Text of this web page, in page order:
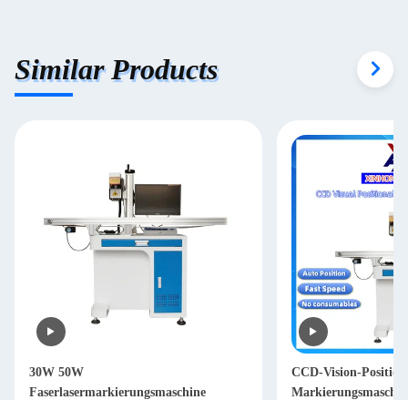
Similar Products
30W 50W
Faserlasermarkierungsmaschine
CCD-Vision-